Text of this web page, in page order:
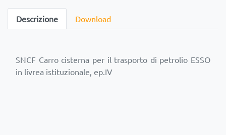
Descrizione Download
SNCF Carro cisterna per il trasporto di petrolio ESSO